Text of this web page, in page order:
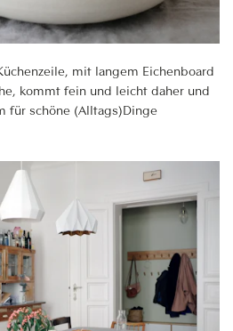
mit langem Eichenboard
kommt fein und leicht daher und
für schöne (Alltags)Dinge